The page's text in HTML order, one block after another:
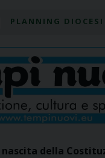
PLANNING DIOCESI
nascita della